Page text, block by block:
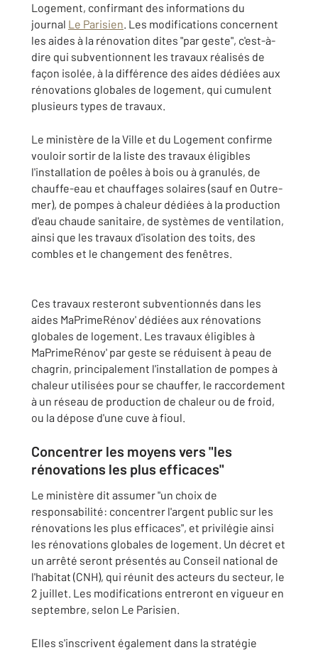
Logement, confirmant des informations du
journal Le Parisien. Les modifications concernent
les aides à la rénovation dites "par geste", c'est-à-
dire qui subventionnent les travaux réalisés de
façon isolée, à la différence des aides dédiées aux
rénovations globales de logement, qui cumulent
plusieurs types de travaux.
Le ministère de la Ville et du Logement confirme
vouloir sortir de la liste des travaux éligibles
l'installation de poêles à bois ou à granulés, de
chauffe-eau et chauffages solaires (sauf en Outre-
mer), de pompes à chaleur dédiées à la production
d'eau chaude sanitaire, de systèmes de ventilation,
ainsi que les travaux d'isolation des toits, des
combles et le changement des fenêtres.
Ces travaux resteront subventionnés dans les
aides MaPrimeRénov' dédiées aux rénovations
globales de logement. Les travaux éligibles à
MaPrimeRénov' par geste se réduisent à peau de
chagrin, principalement l'installation de pompes à
chaleur utilisées pour se chauffer, le raccordement
à un réseau de production de chaleur ou de froid,
ou la dépose d'une cuve à fioul.
Concentrer les moyens vers "les
rénovations les plus efficaces"
Le ministère dit assumer "un choix de
responsabilité: concentrer l'argent public sur les
rénovations les plus efficaces", et privilégie ainsi
les rénovations globales de logement. Un décret et
un arrêté seront présentés au Conseil national de
l'habitat (CNH), qui réunit des acteurs du secteur, le
2 juillet. Les modifications entreront en vigueur en
septembre, selon Le Parisien.
Elles s'inscrivent également dans la stratégie